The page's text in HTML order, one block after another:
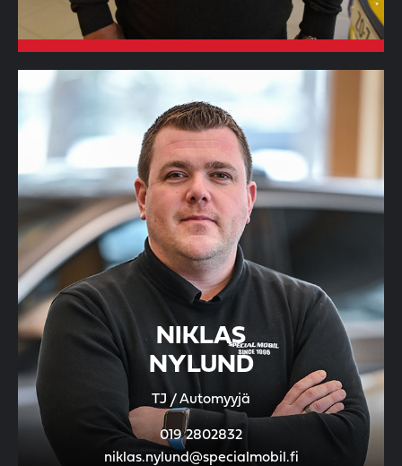
NIKLAS
NYLUND
TJ / Automyyjä
019 2802832
niklas.nylund@specialmobil.fi